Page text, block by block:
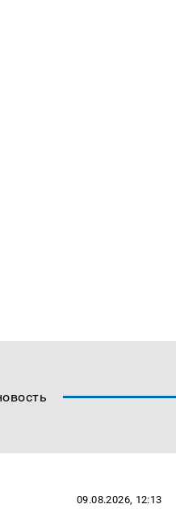
09.08.2026, 12:13